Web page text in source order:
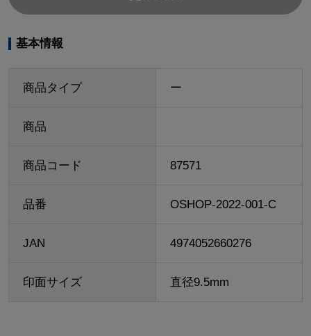
基本情報
商品タイプ ー
商品
商品コード 87571
品番 OSHOP-2022-001-C
JAN 4974052660276
印面サイズ 直径9.5mm